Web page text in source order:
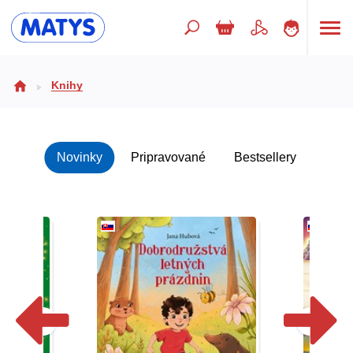
Doplnkový sortiment
Poézia
Populárno - náučné pre deti
Predškoláci
Výchova a pedagogika
Knihy
Novinky Pripravované Bestsellery